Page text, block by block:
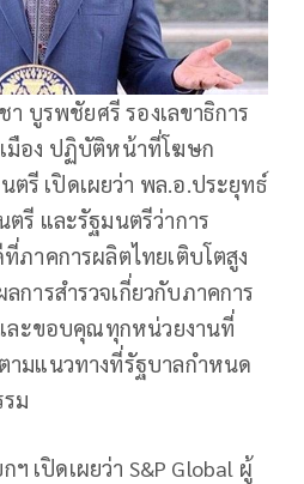
บูรพชัยศรี รองเลขาธิการ
มือง ปฏิบัติหน้าที่โฆษก
ตรี เปิดเผยว่า พล.อ.ประยุทธ์
รี และรัฐมนตรีว่าการ
ภาคการผลิตไทยเติบโตสูง
การสำรวจเกี่ยวกับภาคการ
ละขอบคุณทุกหน่วยงานที่
ามแนวทางที่รัฐบาลกำหนด
ม
เปิดเผยว่า S&P Global ผู้